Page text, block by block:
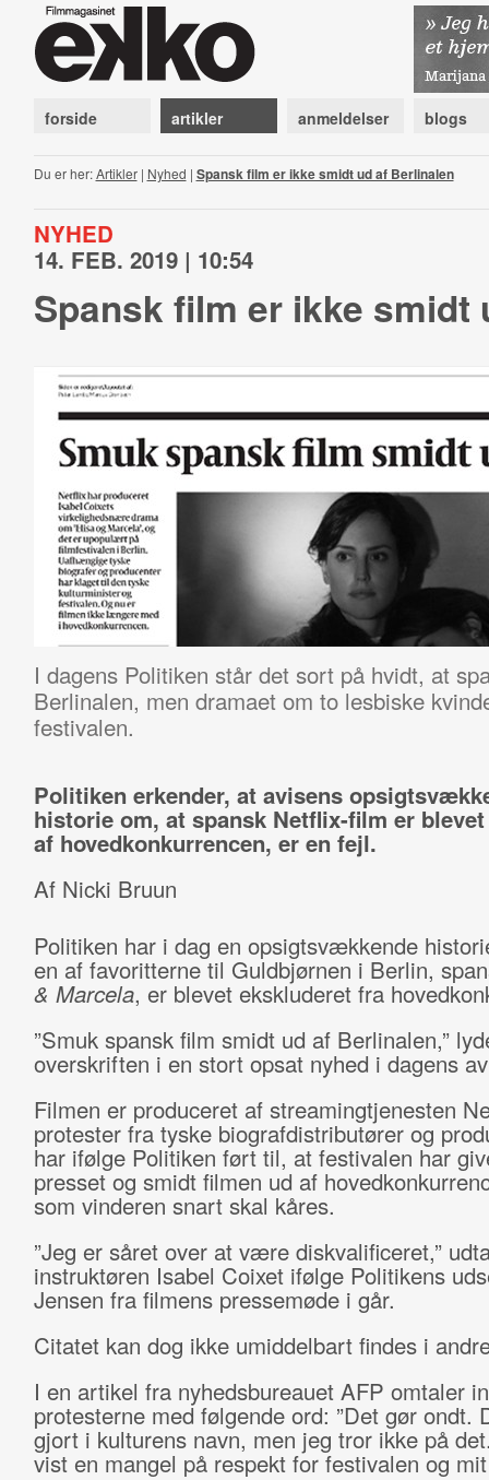
forside artikler anmeldelser blogs
Du er her:Artikler| Nyhed | Spansk film er ikke smidt ud af Berlinalen
NYHED
14. FEB. 2019 | 10:54
Spansk film er ikke smidt
I dagens Politiken står det sort på hvidt, at
Berlinalen, men dramaet om to lesbiske
festivalen.
Politiken erkender, at avisens
historie om, at spansk Netflix-film er
af hovedkonkurrencen, er en fejl.
Af Nicki Bruun
Politiken har i dag en opsigtsvækkende
en af favoritterne til Guldbjørnen i Berlin,
& Marcela, er blevet ekskluderet fra
”Smuk spansk film smidt ud af Berlinalen,”
overskriften i en stort opsat nyhed i dagens
Filmen er produceret af streamingtjenesten
protester fra tyske biografdistributører og
har ifølge Politiken ført til, at festivalen har
presset og smidt filmen ud af
som vinderen snart skal kåres.
”Jeg er såret over at være diskvalificeret,”
instruktøren Isabel Coixet ifølge Politikens
Jensen fra filmens pressemøde i går.
Citatet kan dog ikke umiddelbart findes i
I en artikel fra nyhedsbureauet AFP omtaler
protesterne med følgende ord: ”Det gør ondt.
gjort i kulturens navn, men jeg tror ikke på
vist en mangel på respekt for festivalen og mit